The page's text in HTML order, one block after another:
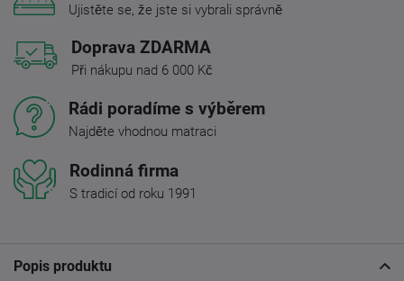
Ujistěte se, že jste si vybrali správně
Doprava ZDARMA
Při nákupu nad 6 000 Kč
Rádi poradíme s výběrem
Najděte vhodnou matraci
Rodinná firma
S tradicí od roku 1991
Popis produktu